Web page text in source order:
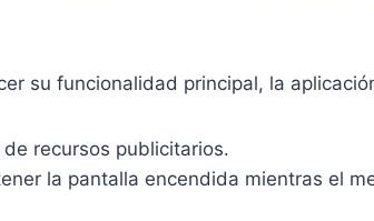
su funcionalidad principal, la
recursos publicitarios.
la pantalla encendida mientras el